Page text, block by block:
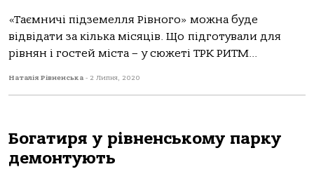
«Таємничі підземелля Рівного» можна буде
відвідати за кілька місяців. Що підготували для
рівнян і гостей міста – у сюжеті ТРК РИТМ...
Наталія Рівненська - 2 Липня, 2020
Богатиря у рівненському парку
демонтують